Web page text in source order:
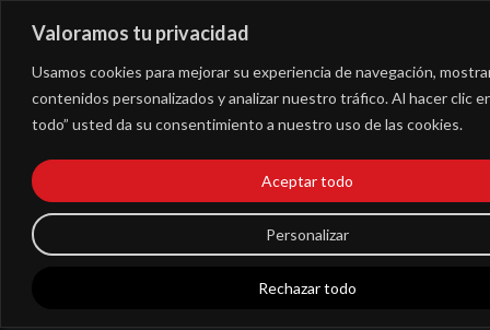
Valoramos tu privacidad
Usamos cookies para mejorar su experiencia de navegación,
contenidos personalizados y analizar nuestro tráfico. Al hacer clic
todo” usted da su consentimiento a nuestro uso de las cookies.
Personalizar
Rechazar todo
Aceptar todo
RESEÑA – IMPUESTO
ESPECIAL SOBRE LOS
ENVASES DE
PLASTICO NO
REUTILIZABLES